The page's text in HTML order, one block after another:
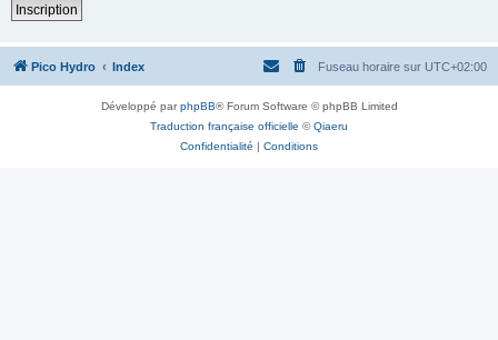
Inscription
Pico Hydro Index Fuseau horaire sur UTC+02:00
Développé parphpBB® Forum Software © phpBB Limited
Traduction française officielle ©Qiaeru
Confidentialité | Conditions